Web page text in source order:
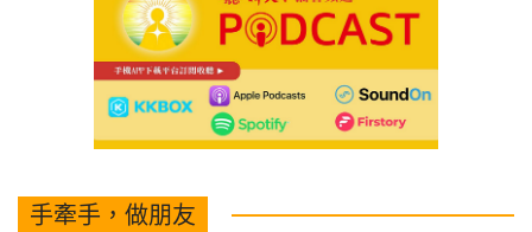
手牽手，做朋友